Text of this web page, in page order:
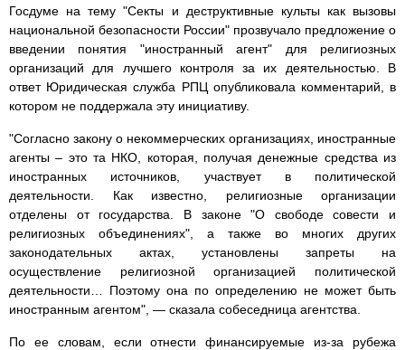
Госдуме на тему "Секты и деструктивные культы как вызовы
национальной безопасности России" прозвучало предложение о
введении понятия "иностранный агент" для религиозных
организаций для лучшего контроля за их деятельностью. В
ответ Юридическая служба РПЦ опубликовала комментарий, в
котором не поддержала эту инициативу.
"Согласно закону о некоммерческих организациях, иностранные
агенты – это та НКО, которая, получая денежные средства из
иностранных источников, участвует в политической
деятельности. Как известно, религиозные организации
отделены от государства. В законе "О свободе совести и
религиозных объединениях", а также во многих других
законодательных актах, установлены запреты на
осуществление религиозной организацией политической
деятельности… Поэтому она по определению не может быть
иностранным агентом", — сказала собеседница агентства.
По ее словам, если отнести финансируемые из-за рубежа